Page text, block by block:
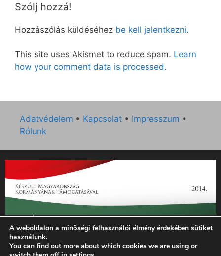
Szólj hozzá!
Hozzászólás küldéséhez be kell jelentkezni.
This site uses Akismet to reduce spam. Learn
how your comment data is processed.
Adatvédelem • Kapcsolat • Impresszum •
Rólunk
„Az Új Ember katolikus hetilap 2014. évi működésének
támogatását az EGYH-KCP-14-P-0121 sz. támogatási
szerződés keretében 3 000 000 Ft összegben támogatta az
Emberi Erőforrások Minisztériuma.”
A weboldalon a minőségi felhasználói élmény érdekében sütiket
használunk.
You can find out more about which cookies we are using or